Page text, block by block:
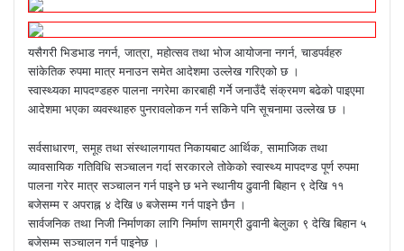
यसैगरी भिडभाड नगर्न, जात्रा, महोत्सव तथा भोज आयोजना नगर्न, चाडपर्वहरु
सांकेतिक रुपमा मात्र मनाउन समेत आदेशमा उल्लेख गरिएको छ ।
स्वास्थ्यका मापदण्डहरु पालना नगरेमा कारबाही गर्ने जनाउँदै संक्रमण बढेको पाइएमा
आदेशमा भएका व्यवस्थाहरु पुनरावलोकन गर्न सकिने पनि सूचनामा उल्लेख छ ।
सर्वसाधारण, समूह तथा संस्थालगायत निकायबाट आर्थिक, सामाजिक तथा
व्यावसायिक गतिविधि सञ्चालन गर्दा सरकारले तोकेको स्वास्थ्य मापदण्ड पूर्ण रुपमा
पालना गरेर मात्र सञ्चालन गर्न पाइने छ भने स्थानीय ढुवानी बिहान ९ देखि ११
बजेसम्म र अपराह्न ४ देखि ७ बजेसम्म गर्न पाइने छैन ।
सार्वजनिक तथा निजी निर्माणका लागि निर्माण सामग्री ढुवानी बेलुका ९ देखि बिहान ५
बजेसम्म सञ्चालन गर्न पाइनेछ ।